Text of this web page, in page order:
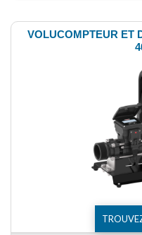
VOLUCOMPTEUR ET